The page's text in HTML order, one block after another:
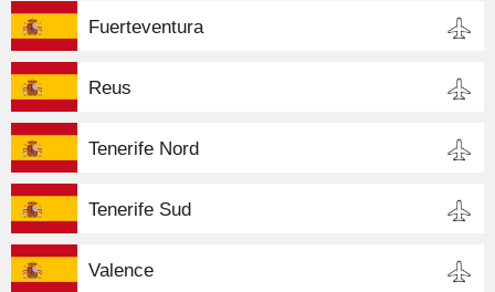
Fuerteventura
Reus
Tenerife Nord
Tenerife Sud
Valence